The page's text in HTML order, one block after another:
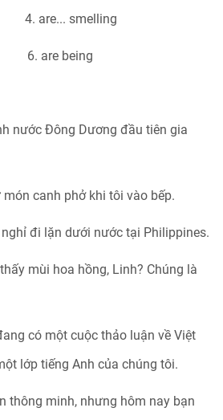
smelling
are being
nước Đông Dương đầu tiên gia
canh phở khi tôi vào bếp.
đi lặn dưới nước tại Philippines.
mùi hoa hồng, Linh? Chúng là
có một cuộc thảo luận về Việt
lớp tiếng Anh của chúng tôi.
thông minh, nhưng hôm nay bạn